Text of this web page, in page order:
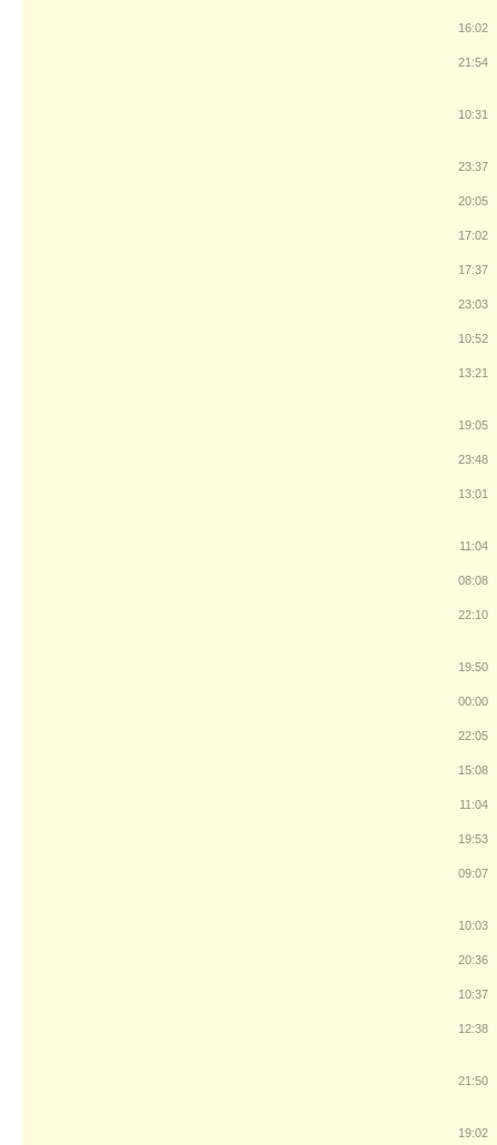
16:02
21:54
10:31
23:37
20:05
17:02
17:37
23:03
10:52
13:21
19:05
23:48
13:01
11:04
08:08
22:10
19:50
00:00
22:05
15:08
11:04
19:53
09:07
10:03
20:36
10:37
12:38
21:50
19:02